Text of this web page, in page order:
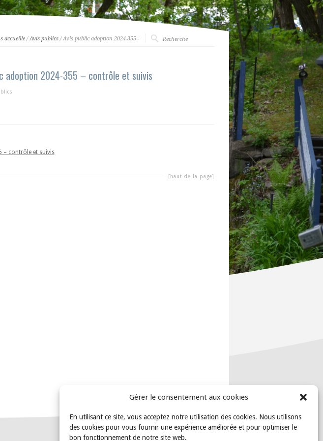
Gérer le consentement aux cookies
En utilisant ce site, vous acceptez notre utilisation des cookies. Nous utilisons
des cookies pour vous fournir une expérience améliorée et pour optimiser le
bon fonctionnement de notre site web.
accueille/Avis publics/ Avis public adoption 2024-355 -
adoption 2024-355 – contrôle et suivis
– contrôle et suivis
[haut de la page]